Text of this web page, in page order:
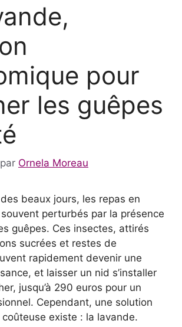
pour
les guêpes
par Ornela Moreau
des beaux jours, les repas en
perturbés par la présence
guêpes. Ces insectes, attirés
sucrées et restes de
rapidement devenir une
et laisser un nid s’installer
jusqu’à 290 euros pour un
Cependant, une solution
existe : la lavande.